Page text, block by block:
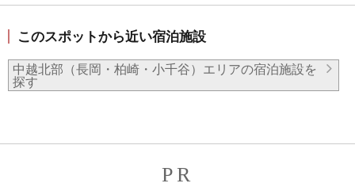
このスポットから近い宿泊施設
中越北部（長岡・柏崎・小千谷）エリアの宿泊施設を
探す
PR